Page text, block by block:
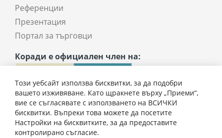
Референции
Презентация
Портал за търговци
Коради е официален член на:
Този уебсайт използва бисквитки, за да подобри
вашето изживяване. Като щракнете върху „Приеми“,
вие се съгласявате с използването на ВСИЧКИ
бисквитки. Въпреки това можете да посетите
Настройки на бисквитките, за да предоставите
контролирано съгласие.